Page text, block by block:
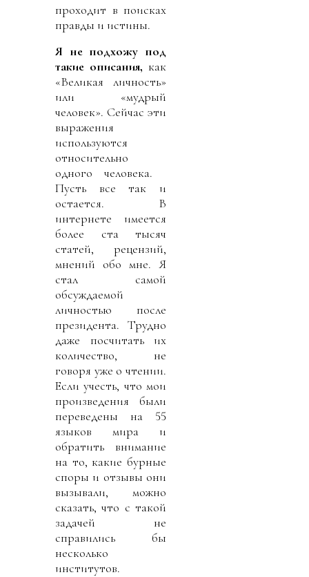
проходит в поисках
правды и истины.
Я не подхожу под
такие описания, как
«Великая личность»
или «мудрый
человек». Сейчас эти
выражения
используются
относительно
одного человека.
Пусть все так и
остается. В
интернете имеется
более ста тысяч
статей, рецензий,
мнений обо мне. Я
стал самой
обсуждаемой
личностью после
президента. Трудно
даже посчитать их
количество, не
говоря уже о чтении.
Если учесть, что мои
произведения были
переведены на 55
языков мира и
обратить внимание
на то, какие бурные
споры и отзывы они
вызывали, можно
сказать, что с такой
задачей не
справились бы
несколько
институтов.